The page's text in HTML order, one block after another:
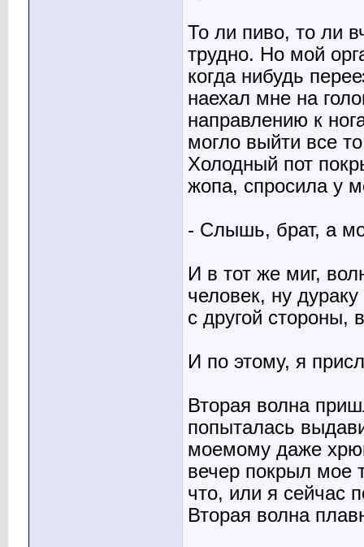
То ли пиво, то ли
трудно. Но мой
когда нибудь
наехал мне на
направлению к
могло выйти все
Холодный пот
жопа, спросила у
- Слышь, брат, а
И в тот же миг,
человек, ну
с другой стороны,
И по этому, я
Вторая волна
попыталась
моемому даже
вечер покрыл мое
что, или я сейчас
Вторая волна